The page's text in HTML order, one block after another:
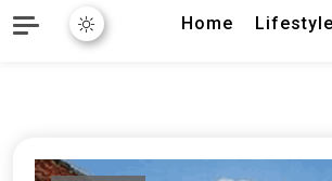
Home Lifestyle